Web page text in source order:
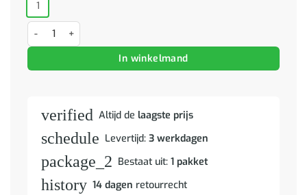
1
Opbergbox honingbruin 60x32x45,5 cm massief grenenhout aantal
In winkelmand
verified Altijd de laagste prijs
schedule Levertijd: 3 werkdagen
package_2 Bestaat uit: 1 pakket
history 14 dagen retourrecht